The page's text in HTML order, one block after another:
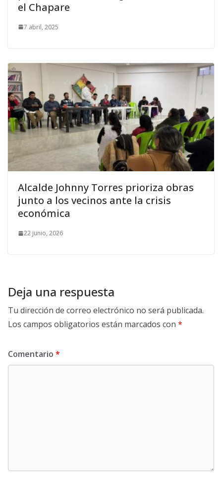
el Chapare
7 abril, 2025
Alcalde Johnny Torres prioriza obras
junto a los vecinos ante la crisis
económica
22 junio, 2026
Deja una respuesta
Tu dirección de correo electrónico no será publicada.
Los campos obligatorios están marcados con *
Comentario *